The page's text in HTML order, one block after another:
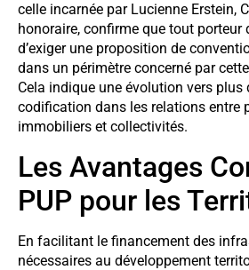
celle incarnée par Lucienne Erstein,
honoraire, confirme que tout porteur
d’exiger une proposition de
dans un périmètre concerné par
Cela indique une évolution vers plus
codification dans les relations entre
immobiliers et collectivités.
Les Avantages
PUP pour les
En facilitant le financement des
nécessaires au développement